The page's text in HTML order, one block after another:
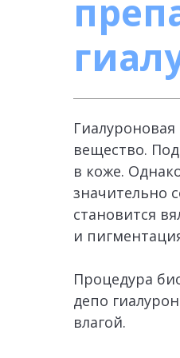
вещество.
в коже.
значительно
становится
и
Процедура
депо
влагой.